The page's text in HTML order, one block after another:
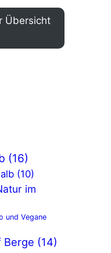
Übersicht
(16)
(10)
im
und Vegane
Berge (14)